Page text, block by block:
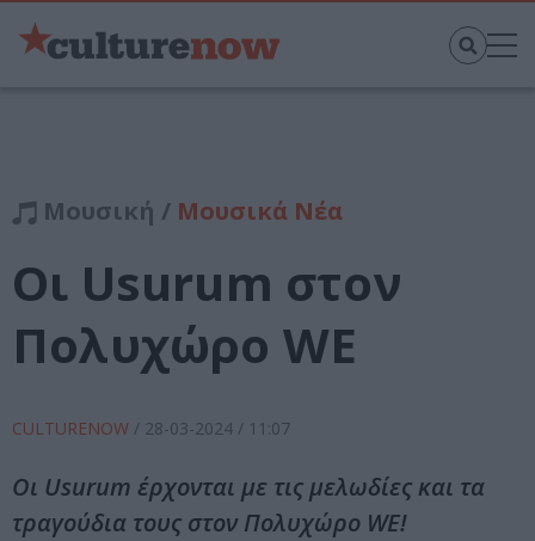
Μουσική / Μουσικά Νέα
Οι Usurum στον
Πολυχώρο WE
CULTURENOW / 28-03-2024 / 11:07
Οι Usurum έρχονται με τις μελωδίες και τα
τραγούδια τους στον Πολυχώρο WE!